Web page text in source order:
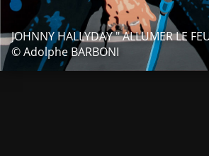
JOHNNY HALLYDAY " ALLUMER LE
© Adolphe BARBONI